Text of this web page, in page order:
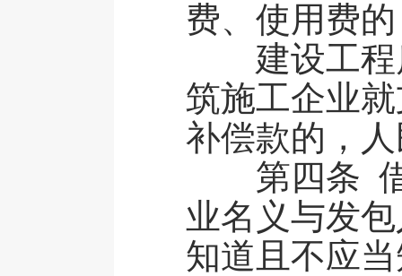
费、使用费
建设工程质
筑施工企业
补偿款的，
第四条 借
业名义与发
知道且不应